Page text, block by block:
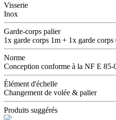
Visserie
Inox
Garde-corps palier
1x garde corps 1m + 1x garde corps
Norme
Conception conforme à la NF E 85-
Élément d'échelle
Changement de volée & palier
Produits suggérés